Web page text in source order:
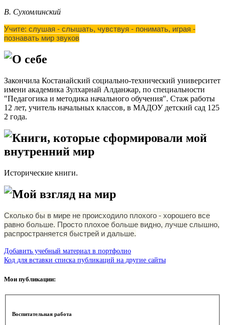
В. Сухомлинский
Учите: слушая - слышать, чувствуя - понимать, играя -
познавать мир звуков
О себе
Закончила Костанайский социально-технический университет
имени академика Зулхарнай Алданжар, по специальности
"Педагогика и методика начального обучения". Стаж работы
12 лет, учитель начальных классов, в МАДОУ детский сад 125
2 года.
Книги, которые сформировали мой
внутренний мир
Исторические книги.
Мой взгляд на мир
Сколько бы в мире не происходило плохого - хорошего все
равно больше. Просто плохое больше видно, лучше слышно,
распространяется быстрей и дальше.
Добавить учебный материал в портфолио
Код для вставки списка публикаций на другие сайты
Мои публикации:
Воспитательная работа